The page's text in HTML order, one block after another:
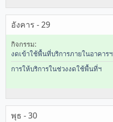
อังคาร - 29
งดเข้าใช้พื้นที่บริการภายในอาคารฯ
การให้บริการในช่วงงดใช้พื้นที่ฯ
พุธ - 30